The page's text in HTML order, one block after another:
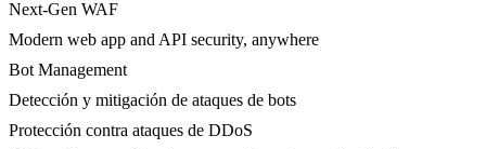
Next-Gen WAF
Modern web app and API security, anywhere
Bot Management
Detección y mitigación de ataques de bots
Protección contra ataques de DDoS